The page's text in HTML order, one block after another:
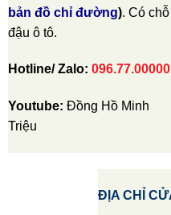
bản đồ chỉ đường). Có chỗ
đậu ô tô.
Hotline/ Zalo: 096.77.00000
Youtube: Đồng Hồ Minh
Triệu
ĐỊA CHỈ